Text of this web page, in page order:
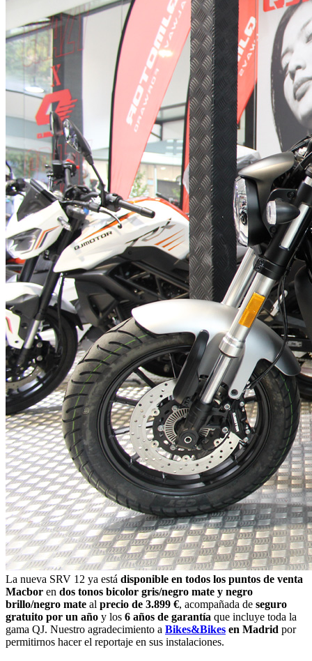
La nueva SRV 12 ya está disponible en todos los puntos de venta
Macbor en dos tonos bicolor gris/negro mate y negro
brillo/negro mate al precio de 3.899 €, acompañada de seguro
gratuito por un año y los 6 años de garantía que incluye toda la
gama QJ. Nuestro agradecimiento a Bikes&Bikes en Madrid por
permitirnos hacer el reportaje en sus instalaciones.